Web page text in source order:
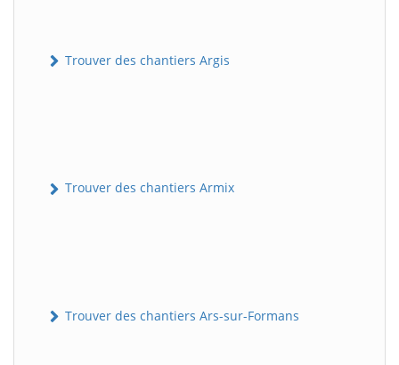
Trouver des chantiers Argis
Trouver des chantiers Armix
Trouver des chantiers Ars-sur-Formans